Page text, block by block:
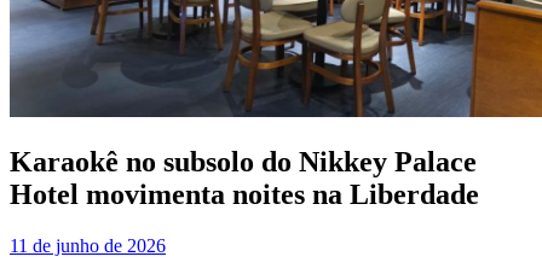
Karaokê no subsolo do Nikkey Palace
Hotel movimenta noites na Liberdade
11 de junho de 2026